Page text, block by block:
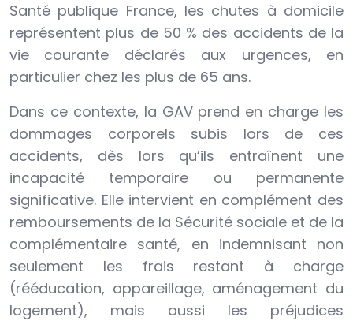
Santé publique France, les chutes à domicile
représentent plus de 50 % des accidents de la
vie courante déclarés aux urgences, en
particulier chez les plus de 65 ans.
Dans ce contexte, la GAV prend en charge les
dommages corporels subis lors de ces
accidents, dès lors qu’ils entraînent une
incapacité temporaire ou permanente
significative. Elle intervient en complément des
remboursements de la Sécurité sociale et de la
complémentaire santé, en indemnisant non
seulement les frais restant à charge
(rééducation, appareillage, aménagement du
logement), mais aussi les préjudices